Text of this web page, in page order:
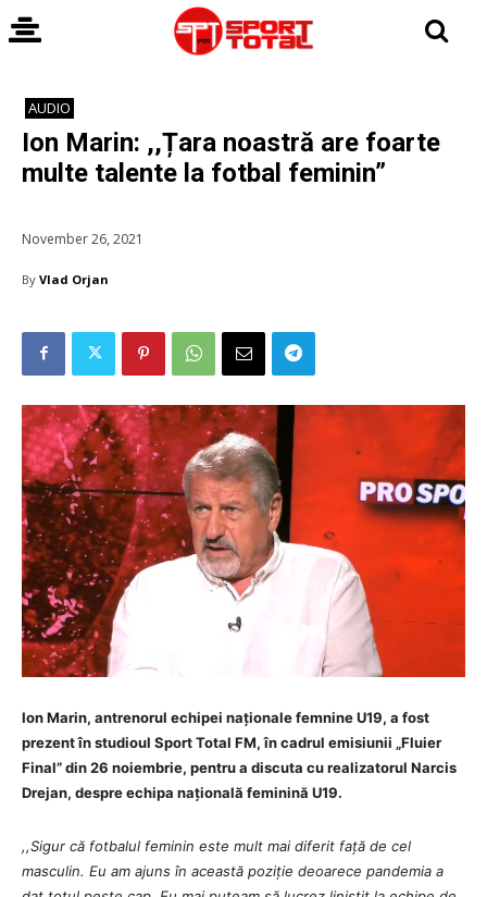
AUDIO
Ion Marin: ,,Țara noastră are foarte
multe talente la fotbal feminin”
November 26, 2021
By Vlad Orjan
Ion Marin, antrenorul echipei naționale femnine U19, a fost
prezent în studioul Sport Total FM, în cadrul emisiunii „Fluier
Final” din 26 noiembrie, pentru a discuta cu realizatorul Narcis
Drejan, despre echipa națională feminină U19.
,,Sigur că fotbalul feminin este mult mai diferit față de cel
masculin. Eu am ajuns în această poziție deoarece pandemia a